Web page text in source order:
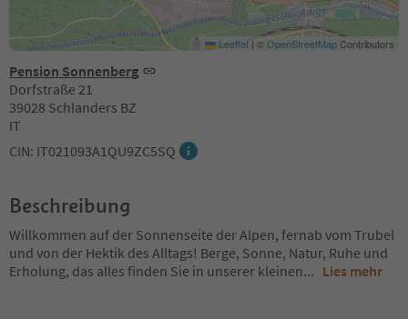
Pension Sonnenberg
Dorfstraße 21
39028 Schlanders BZ
IT
CIN: IT021093A1QU9ZC5SQ
Leaflet | ©OpenStreetMapContributors
Beschreibung
Willkommen auf der Sonnenseite der Alpen, fernab vom Trubel
und von der Hektik des Alltags! Berge, Sonne, Natur, Ruhe und
Erholung, das alles finden Sie in unserer kleinen... Lies mehr